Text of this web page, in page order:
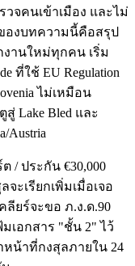
วจคนเข้าเมือง และไม่
องบทความนี้คือสรุป
านใหม่ทุกคน เริ่ม
ที่ใช้ EU Regulation
ไม่เหมือน
สู่ Lake Bled และ
Austria
/ ประกัน €30,000
ะเรียกเพิ่มเมื่อเจอ
ลียร์จะขอ ภ.ง.ด.90
เอกสาร "ชั้น 2" ไว้
หน้าที่กงสุลภายใน 24